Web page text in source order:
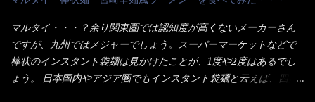
八王子ラーメン風月見つけうどん！ 冷やし釜あげうどん～です。
ラーメン丼に、冷水を軽く張って饂飩を盛り付け、お椀に昆布出
汁つゆと長葱に山葵です。 これでツルツル～と頂きました。 良い
じゃないか～...
が＜カツカレー＞だ！ これです。 当時1,000円税込だった
が・・・今も変わらないと思うけど・・・ これが出てくると、カ
ウンター中からOH～と声が飛ぶ！ 写真は、キャベツ少なめでお願
いしています。 皿のサイズは、直径30cmほどあります。 そこに
ドカ盛のキャベツと御飯にカレーがかかっています。 カレーは辛
マルタイ・・・？余り関東圏では認知度が高くないメーカーさん
ですが、九州ではメジャーでしょう。スーパーマーケットなどで
棒状のインスタント袋麺は見かけたことが、1度や2度はあるでし
ょう。 日本国内やアジア圏でもインスタント袋麺と云えば、四角